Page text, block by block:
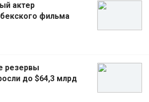
актер
фильма
резервы
до $64,3 млрд